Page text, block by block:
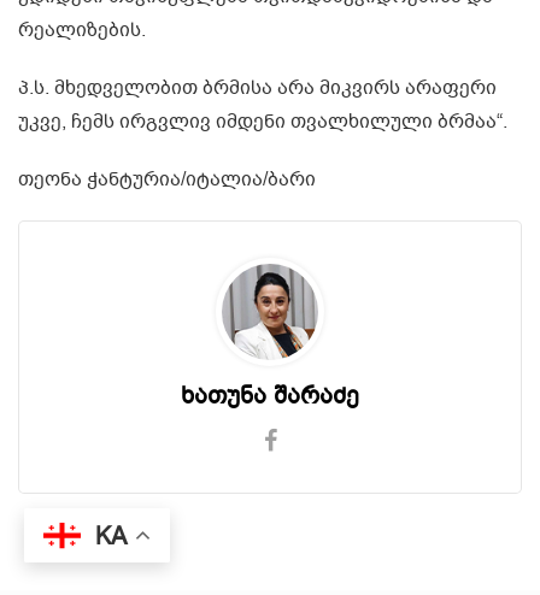
რეალიზების.
პ.ს. მხედველობით ბრმისა არა მიკვირს არაფერი
უკვე, ჩემს ირგვლივ იმდენი თვალხილული ბრმაა“.
თეონა ჭანტურია/იტალია/ბარი
ხათუნა შარაძე
KA